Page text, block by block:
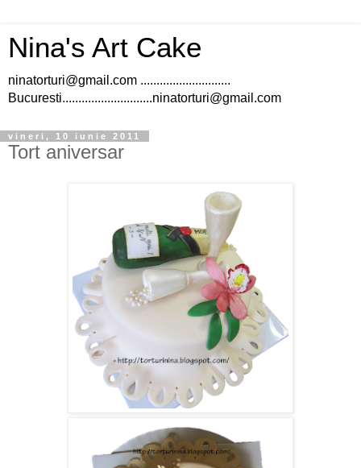
Nina's Art Cake
ninatorturi@gmail.com ............................
Bucuresti............................ninatorturi@gmail.com
vineri, 10 iunie 2011
Tort aniversar